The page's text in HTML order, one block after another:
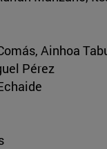
Ainhoa
Pérez